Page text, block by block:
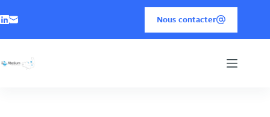
Nous contacter